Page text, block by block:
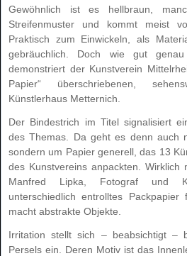
Gewöhnlich ist es hellbraun,
Streifenmuster und kommt meist
Praktisch zum Einwickeln, als
gebräuchlich. Doch wie gut
demonstriert der Kunstverein
Papier“ überschriebenen,
Künstlerhaus Metternich.
Der Bindestrich im Titel signalisiert
des Themas. Da geht es denn auch
sondern um Papier generell, das 13
des Kunstvereins anpackten. Wirklich
Manfred Lipka, Fotograf und
unterschiedlich entrolltes
macht abstrakte Objekte.
Irritation stellt sich – beabsichtigt –
Persels ein. Deren Motiv ist das